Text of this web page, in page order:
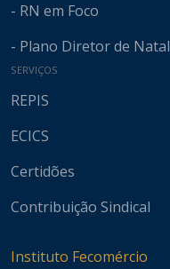
- RN em Foco
- Plano Diretor de Natal
SERVIÇOS
REPIS
ECICS
Certidões
Contribuição Sindical
Instituto Fecomércio